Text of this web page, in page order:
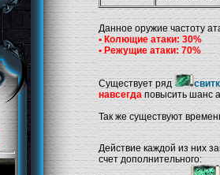
Данное оружие частоту
• Колющие атаки: 30%
• Режущие атаки: 70%
Существует ряд
навсегдаповысить шанс
Так же существуют
Действие каждой из них
счет дополнительного: